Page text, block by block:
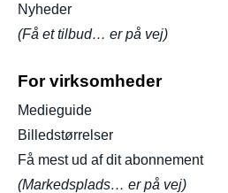
Nyheder
(Få et tilbud… er på vej)
For virksomheder
Medieguide
Billedstørrelser
Få mest ud af dit abonnement
(Markedsplads… er på vej)